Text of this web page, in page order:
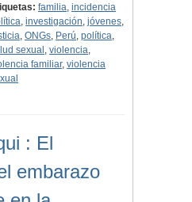
familia,incidencia
,investigación,jóvenes,
,ONGs, Perú,política,
sexual ,violencia,
familiar,violencia
: El
embarazo